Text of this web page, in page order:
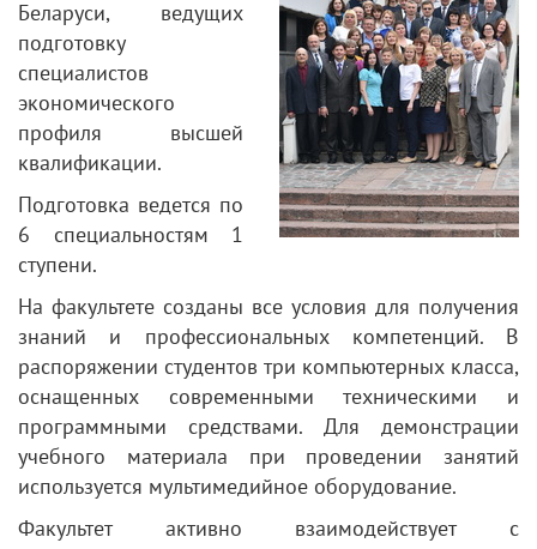
Беларуси, ведущих
подготовку
специалистов
экономического
профиля высшей
квалификации.
Подготовка ведется по
6 специальностям 1
ступени.
На факультете созданы все условия для получения
знаний и профессиональных компетенций. В
распоряжении студентов три компьютерных класса,
оснащенных современными техническими и
программными средствами. Для демонстрации
учебного материала при проведении занятий
используется мультимедийное оборудование.
Факультет активно взаимодействует с